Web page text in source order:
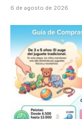
6 de agosto de 2026